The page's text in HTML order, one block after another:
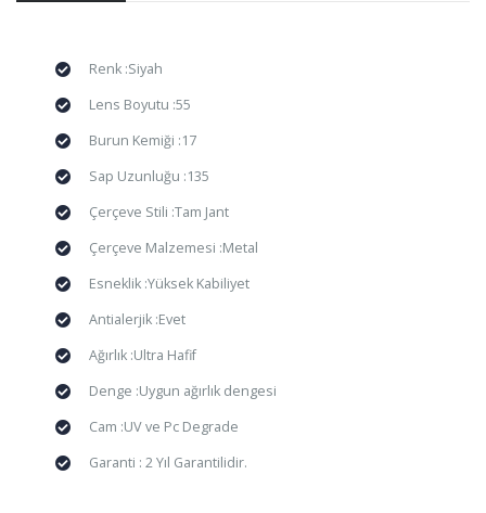
Renk :Siyah
Lens Boyutu :55
Burun Kemiği :17
Sap Uzunluğu :135
Çerçeve Stili :Tam Jant
Çerçeve Malzemesi :Metal
Esneklik :Yüksek Kabiliyet
Antialerjik :Evet
Ağırlık :Ultra Hafif
Denge :Uygun ağırlık dengesi
Cam :UV ve Pc Degrade
Garanti : 2 Yıl Garantilidir.